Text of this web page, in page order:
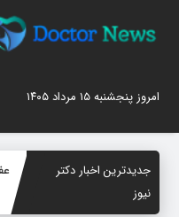
امروز پنجشنبه ۱۵ مرداد ۱۴۰۵
جدیدترین اخبار دکتر
نیوز